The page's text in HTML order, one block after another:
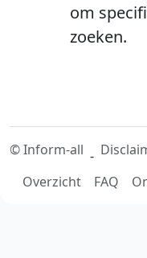
om
zoeken.
©Inform-all -
Overzicht
FAQ